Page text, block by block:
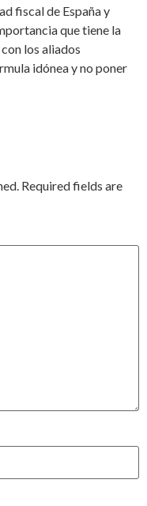
fiscal de España y
que tiene la
los aliados
idónea y no poner
Required fields are